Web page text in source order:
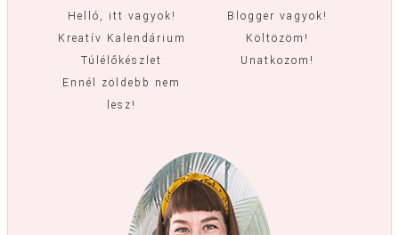
Helló, itt vagyok!
Kreatív Kalendárium
Túlélőkészlet
Ennél zöldebb nem
lesz!
Blogger vagyok!
Költözöm!
Unatkozom!